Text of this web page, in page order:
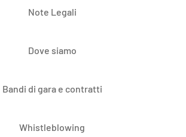
Note Legali
Dove siamo
Bandi di gara e contratti
Whistleblowing